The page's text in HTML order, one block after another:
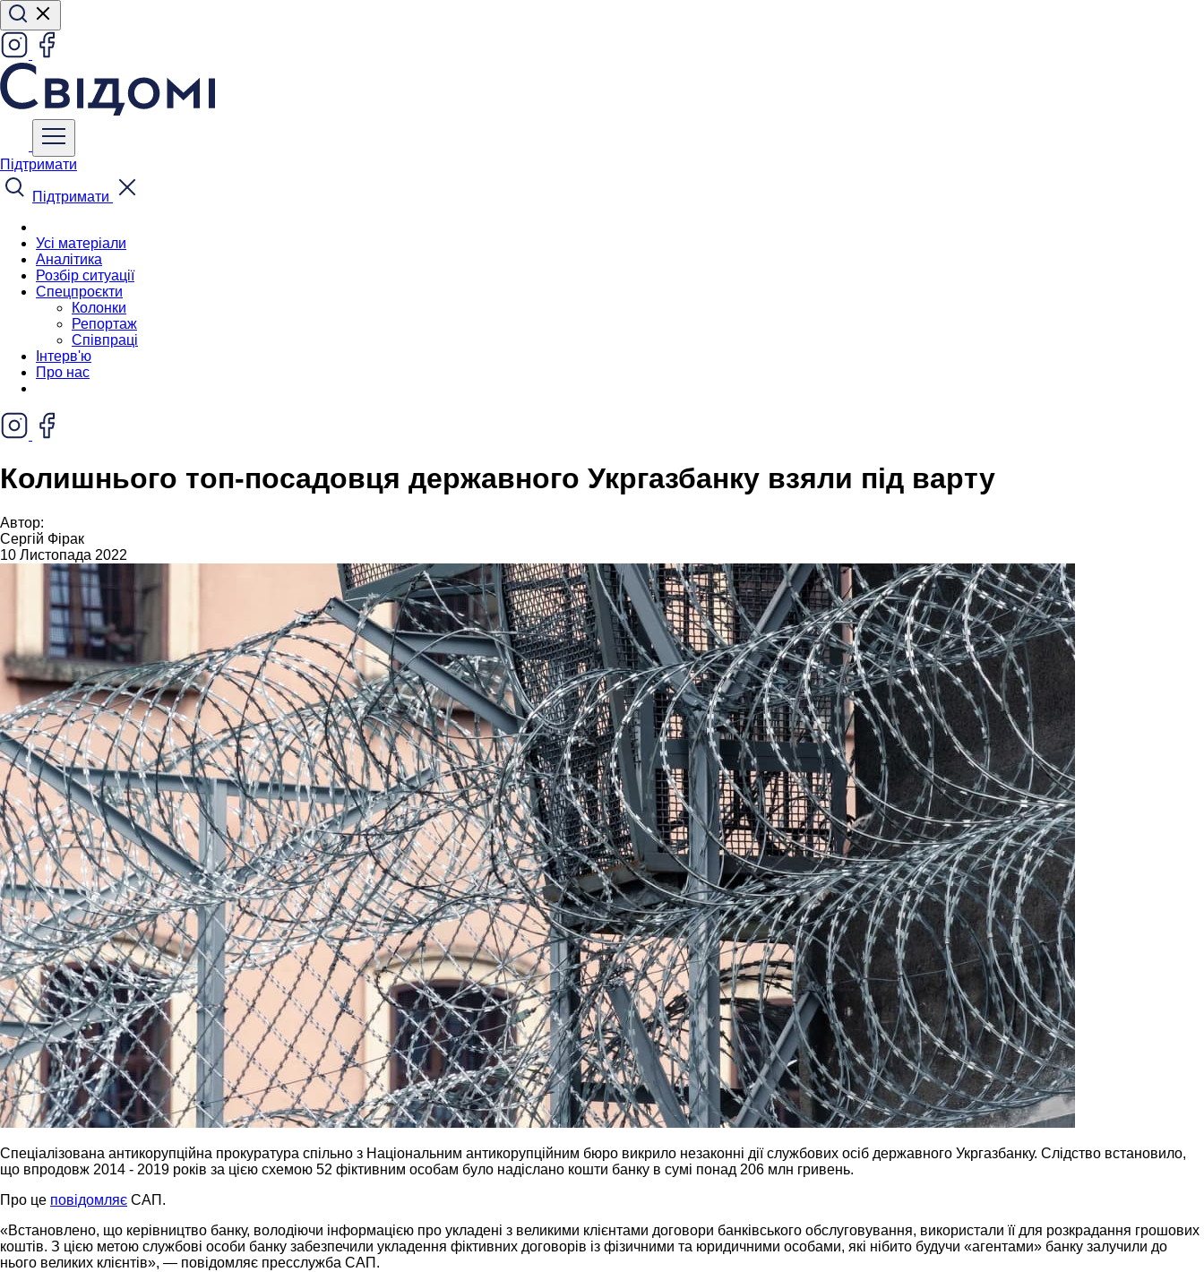
Підтримати
Підтримати
Усі матеріали
Аналітика
Розбір ситуації
Спецпроєкти
Колонки
Репортаж
Співпраці
Інтерв'ю
Про нас
Колишнього топ-посадовця державного Укргазбанку взяли під варту
Автор:
Сергій Фірак
10 Листопада 2022
Спеціалізована антикорупційна прокуратура спільно з Національним антикорупційним бюро викрило незаконні дії службових осіб державного Укргазбанку. Слідство встановило,
що впродовж 2014 - 2019 років за цією схемою 52 фіктивним особам було надіслано кошти банку в сумі понад 206 млн гривень.
Про це повідомляє САП.
«Встановлено, що керівництво банку, володіючи інформацією про укладені з великими клієнтами договори банківського обслуговування, використали її для розкрадання грошових
коштів. З цією метою службові особи банку забезпечили укладення фіктивних договорів із фізичними та юридичними особами, які нібито будучи «агентами» банку залучили до
нього великих клієнтів», — повідомляє пресслужба САП.